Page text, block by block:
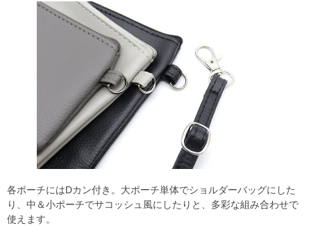
各ポーチにはDカン付き。大ポーチ単体でショルダーバッグにした
り、中＆小ポーチでサコッシュ風にしたりと、多彩な組み合わせで
使えます。